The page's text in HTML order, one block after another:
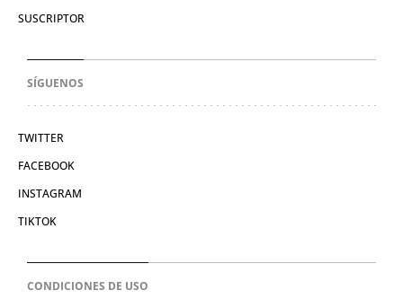
SUSCRIPTOR
SÍGUENOS
TWITTER
FACEBOOK
INSTAGRAM
TIKTOK
CONDICIONES DE USO